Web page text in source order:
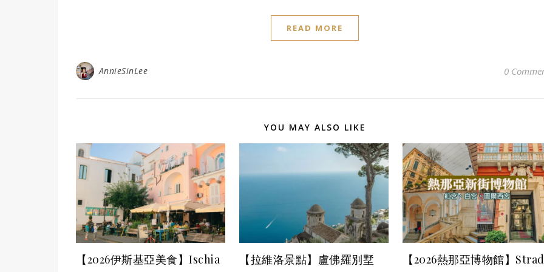
READ MORE
AnnieSinLee 0
YOU MAY ALSO LIKE
【2026伊斯基亞美食】Ischia
【拉維洛景點】盧佛羅別墅
【2026熱那亞博物館】